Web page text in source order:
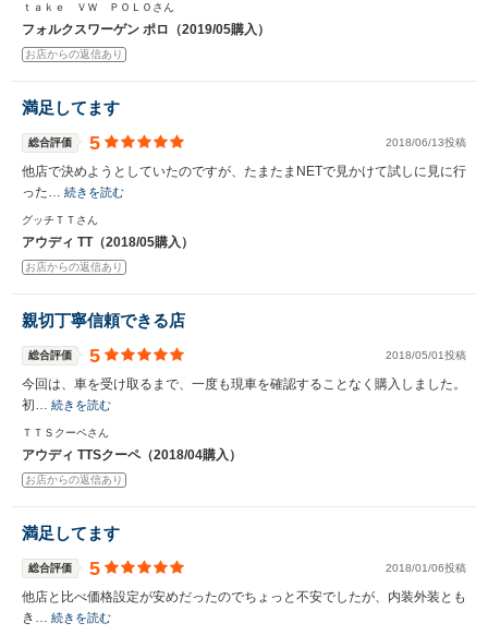
ｔａｋｅ ＶＷ ＰＯＬＯさん
フォルクスワーゲン ポロ（2019/05購入）
お店からの返信あり
満足してます
総合評価 5 2018/06/13投稿
他店で決めようとしていたのですが、たまたまNETで見かけて試しに見に行
った… 続きを読む
グッチＴＴさん
アウディ TT（2018/05購入）
お店からの返信あり
親切丁寧信頼できる店
総合評価 5 2018/05/01投稿
今回は、車を受け取るまで、一度も現車を確認することなく購入しました。
初… 続きを読む
ＴＴＳクーペさん
アウディ TTSクーペ（2018/04購入）
お店からの返信あり
満足してます
総合評価 5 2018/01/06投稿
他店と比べ価格設定が安めだったのでちょっと不安でしたが、内装外装とも
き… 続きを読む